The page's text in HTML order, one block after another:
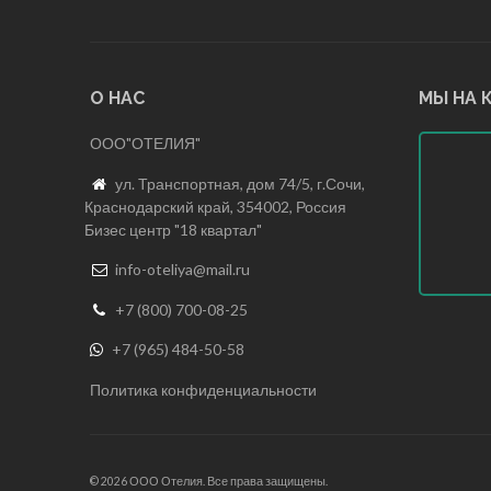
О НАС
ООО"ОТЕЛИЯ"
 ул. Транспортная, дом 74/5, г.Сочи,
Краснодарский край, 354002, Россия
Бизес центр "18 квартал"
 info-oteliya@mail.ru
 +7 (800) 700-08-25
+7 (965) 484-50-58
Политика конфиденциальности
МЫ НА
© 2026 ООО Отелия. Все права защищены.